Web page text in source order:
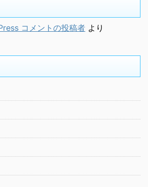
コメントの投稿者 より